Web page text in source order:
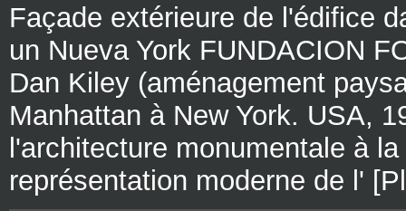
Façade extérieure de l'édifice
un Nueva York FUNDACION
Dan Kiley (aménagement
Manhattan à New York. USA,
l'architecture monumentale à
représentation moderne de l'